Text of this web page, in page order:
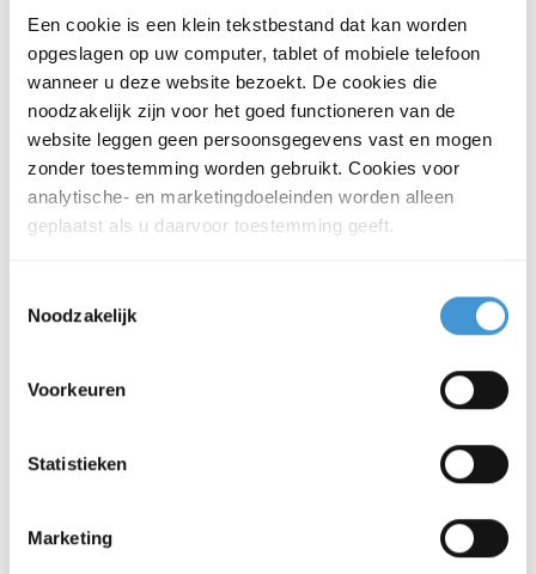
Een cookie is een klein tekstbestand dat kan worden
opgeslagen op uw computer, tablet of mobiele telefoon
wanneer u deze website bezoekt. De cookies die
noodzakelijk zijn voor het goed functioneren van de
website leggen geen persoonsgegevens vast en mogen
zonder toestemming worden gebruikt. Cookies voor
analytische- en marketingdoeleinden worden alleen
geplaatst als u daarvoor toestemming geeft.
Noodzakelijk
Voorkeuren
Statistieken
Marketing
Lieferanten und Kunden geschlossen hat.
Die Datenschutzrichtlinien von Flynth
werden in Vereinbarungen,
Verhaltensregeln und
Sicherheitsmaßnahmen umgesetzt. Dies
gilt unabhängig davon, wessen
personenbezogene Daten Flynth
personenbezogenen Daten umgeht, ist im
festgelegt.
Flynth verarbeitet Ihre